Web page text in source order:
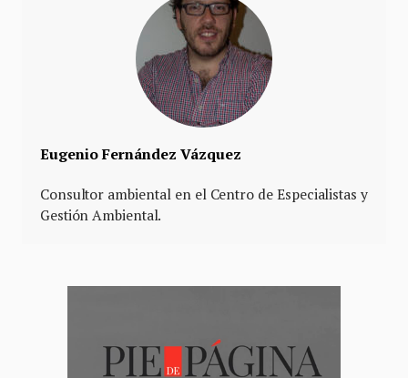
Eugenio Fernández Vázquez
Consultor ambiental en el Centro de Especialistas y
Gestión Ambiental.